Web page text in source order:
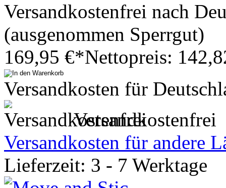
Versandkostenfrei nach
(ausgenommen Sperrgut)
169,95 €*Nettopreis:
Versandkosten für
Versandkostenfrei
Versandkosten für andere
Lieferzeit: 3 - 7 Werktage